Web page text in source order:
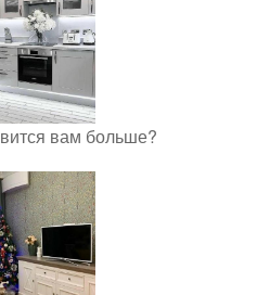
вам больше?